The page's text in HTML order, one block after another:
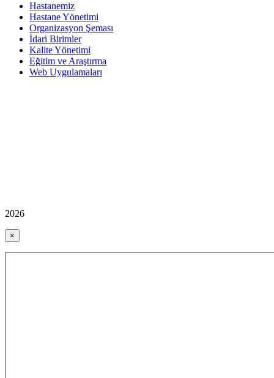
Hastanemiz
Hastane Yönetimi
Organizasyon Şeması
İdari Birimler
Kalite Yönetimi
Eğitim ve Araştırma
Web Uygulamaları
2026
×